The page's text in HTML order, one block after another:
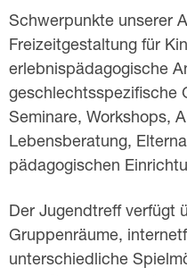
s
t
Schwerpunkte unserer
Freizeitgestaltung für
erlebnispädagogische
geschlechtsspezifische
Seminare, Workshops,
Lebensberatung,
pädagogischen
Der Jugendtreff verfügt
Gruppenräume,
unterschiedliche